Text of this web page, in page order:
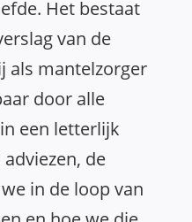
Het bestaat
van de
als mantelzorger
door alle
een letterlijk
de
in de loop van